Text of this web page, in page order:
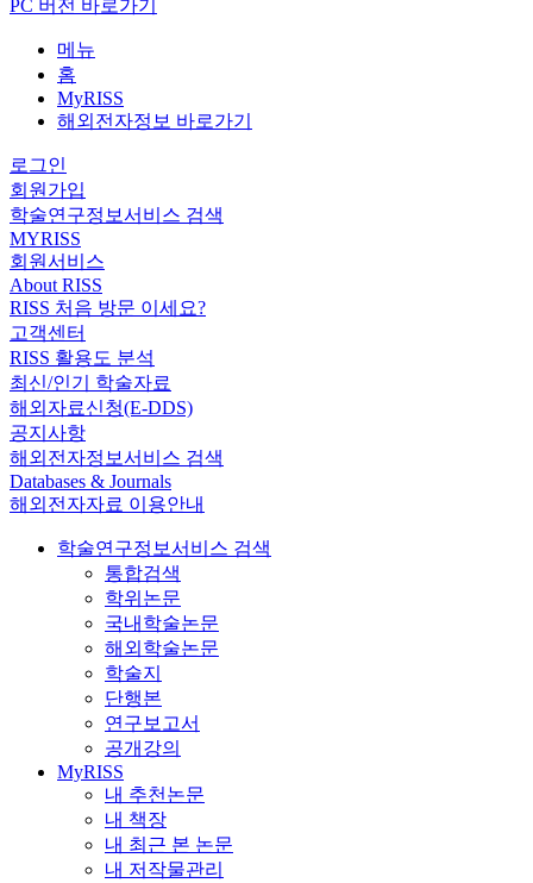
PC 버전 바로가기
메뉴
홈
MyRISS
해외전자정보 바로가기
로그인
회원가입
학술연구정보서비스 검색
MYRISS
회원서비스
About RISS
RISS 처음 방문 이세요?
고객센터
RISS 활용도 분석
최신/인기 학술자료
해외자료신청(E-DDS)
공지사항
해외전자정보서비스 검색
Databases & Journals
해외전자자료 이용안내
학술연구정보서비스 검색
통합검색
학위논문
국내학술논문
해외학술논문
학술지
단행본
연구보고서
공개강의
MyRISS
내 추천논문
내 책장
내 최근 본 논문
내 저작물관리